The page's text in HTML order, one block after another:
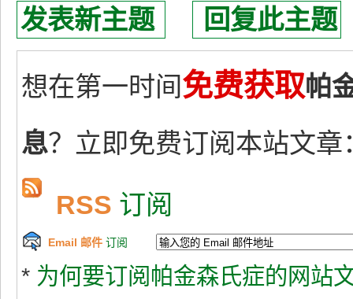
发表新主题 回复此主题
想在第一时间免费获取帕
息？立即免费订阅本站文章
RSS 订阅
Email 邮件 订阅
* 为何要订阅帕金森氏症的网站